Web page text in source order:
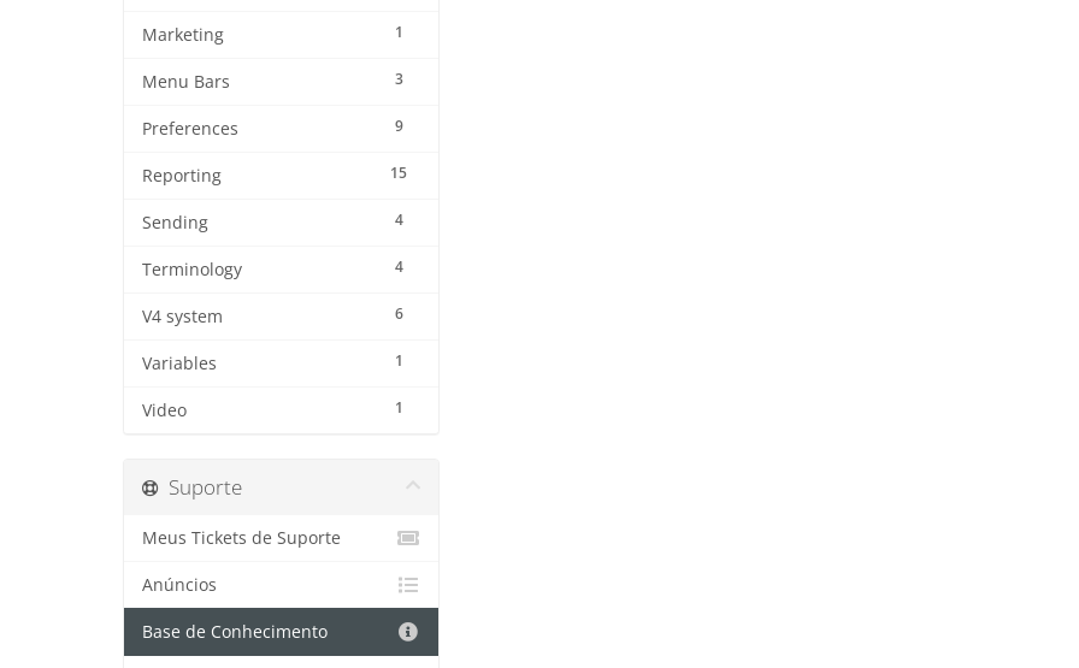
1
Marketing
3
Menu Bars
9
Preferences
15
Reporting
4
Sending
4
Terminology
6
V4 system
1
Variables
1
Video
Suporte
Meus Tickets de Suporte
Anúncios
Base de Conhecimento